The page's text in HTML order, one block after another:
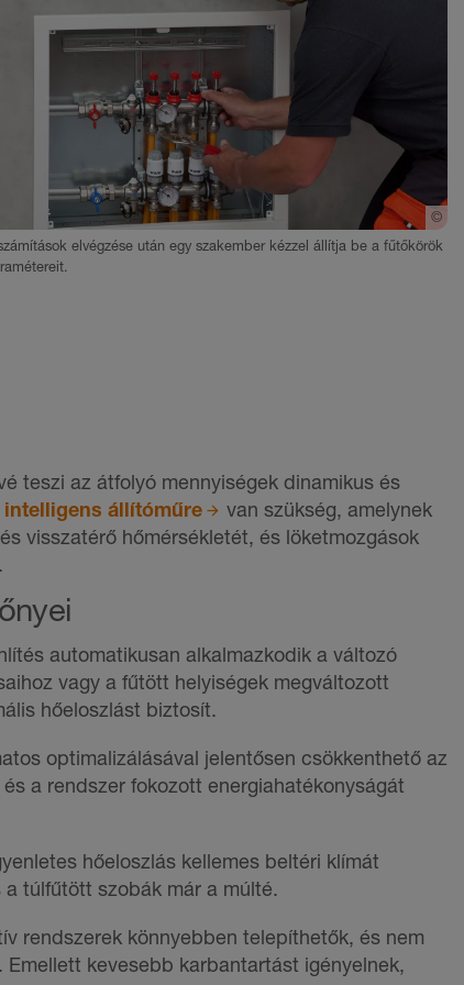
©
elvégzése után egy szakember kézzel állítja be a fűtőkörök
teszi az átfolyó mennyiségek dinamikus és
intelligens állítóműre
van szükség, amelynek
visszatérő hőmérsékletét, és löketmozgások
automatikusan alkalmazkodik a változó
vagy a fűtött helyiségek megváltozott
hőeloszlást biztosít.
optimalizálásával jelentősen csökkenthető az
a rendszer fokozott energiahatékonyságát
hőeloszlás kellemes beltéri klímát
túlfűtött szobák már a múlté.
rendszerek könnyebben telepíthetők, és nem
kevesebb karbantartást igényelnek,